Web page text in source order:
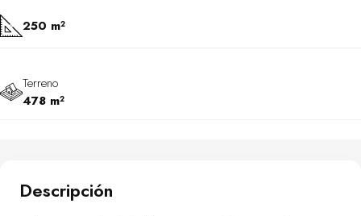
250 m²
Terreno
478 m²
Descripción